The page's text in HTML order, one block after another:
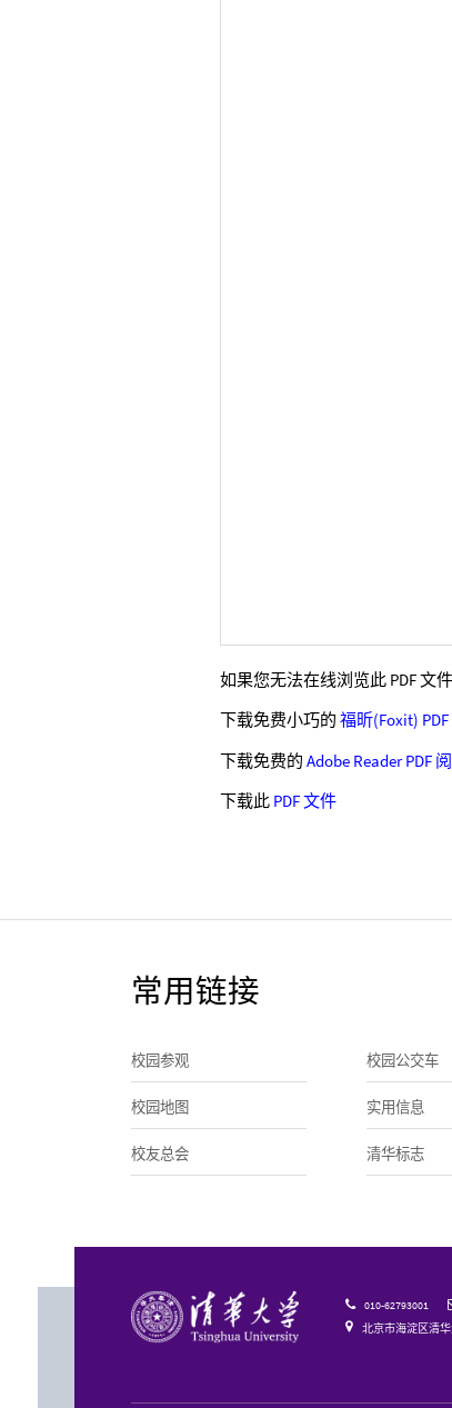
如果您无法在线浏览此 PDF 文
下载免费小巧的福昕(Foxit)
下载免费的Adobe Reader PDF
下载此 PDF 文件
常用链接
校园参观 校园公交车
校园地图 实用信息
校友总会 清华标志
 010-62793001
 北京市海淀区清